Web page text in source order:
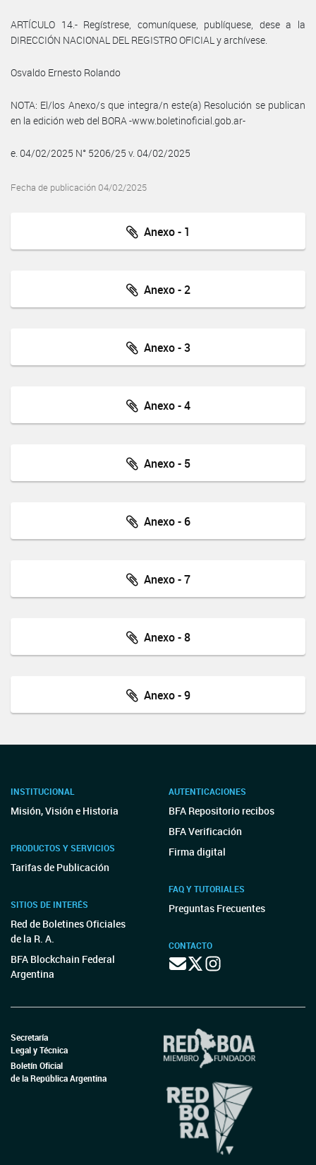
ARTÍCULO 14.- Regístrese, comuníquese, publíquese, dese a la
DIRECCIÓN NACIONAL DEL REGISTRO OFICIAL y archívese.
Osvaldo Ernesto Rolando
NOTA: El/los Anexo/s que integra/n este(a) Resolución se publican
en la edición web del BORA -www.boletinoficial.gob.ar-
e. 04/02/2025 N° 5206/25 v. 04/02/2025
Fecha de publicación 04/02/2025
Anexo - 1
Anexo - 2
Anexo - 3
Anexo - 4
Anexo - 5
Anexo - 6
Anexo - 7
Anexo - 8
Anexo - 9
INSTITUCIONAL
Misión, Visión e Historia
PRODUCTOS Y SERVICIOS
Tarifas de Publicación
SITIOS DE INTERÉS
Red de Boletines Oficiales
de la R. A.
BFA Blockchain Federal
Argentina
AUTENTICACIONES
BFA Repositorio recibos
BFA Verificación
Firma digital
FAQ Y TUTORIALES
Preguntas Frecuentes
CONTACTO
Secretaría
Legal y Técnica
Boletín Oficial
de la República Argentina